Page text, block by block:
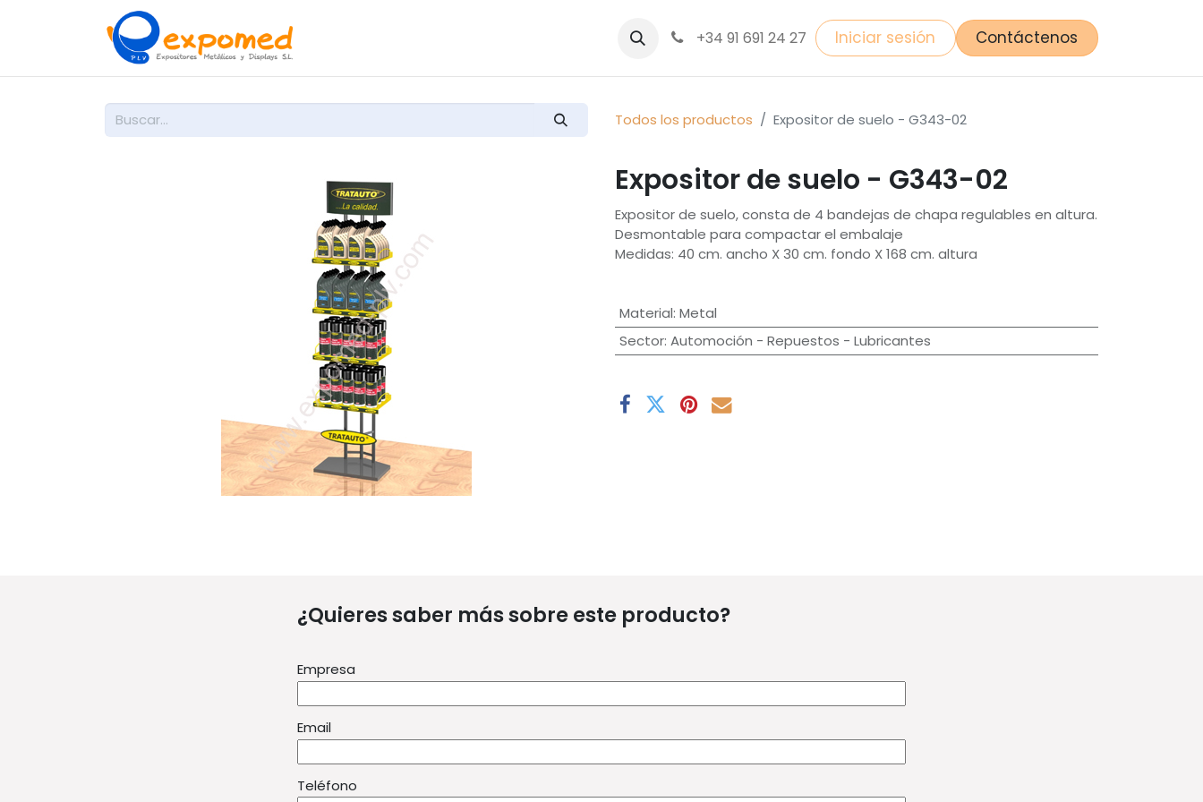
+34 91 691 24 27 Iniciar sesión Contáctenos
Todos los productos Expositor de suelo - G343-02
Expositor de suelo - G343-02
Expositor de suelo, consta de 4 bandejas de chapa regulables en altura.
Desmontable para compactar el embalaje
Medidas: 40 cm. ancho X 30 cm. fondo X 168 cm. altura
Material: Metal
Sector: Automoción - Repuestos - Lubricantes
¿Quieres saber más sobre este producto?
Empresa
Email
Teléfono